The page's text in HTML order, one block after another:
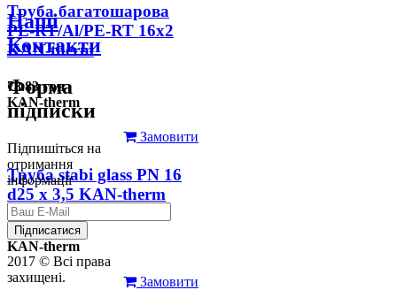
Труба багатошарова
PE-RT/Al/PE-RT 16x2
KAN-therm
78.83 грн
KAN-therm
Замовити
Труба stabi glass PN 16
d25 х 3,5 KAN-therm
126.31 грн
KAN-therm
Замовити
Наші
Контакти
Форма
підписки
Підпишіться на
отримання
інформації
Підписатися
2017 © Всі права
захищені.